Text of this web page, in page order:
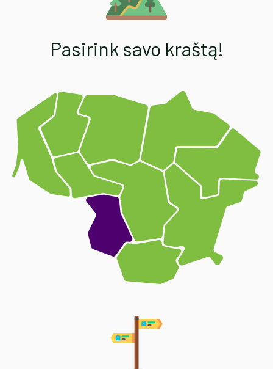
Pasirink savo kraštą!